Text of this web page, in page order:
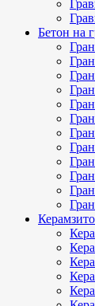
Бетон на